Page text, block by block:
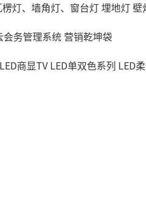
楞灯、墙角灯、窗台灯埋地灯壁
会务管理系统 营销乾坤袋
LED商显TV LED单双色系列 LED